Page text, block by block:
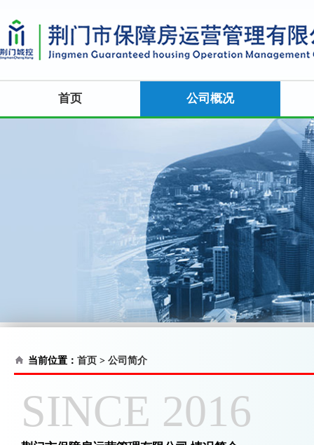
首页 公司概况
当前位置： 首页 > 公司简介
SINCE 2016